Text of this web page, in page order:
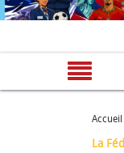
Accueil
La